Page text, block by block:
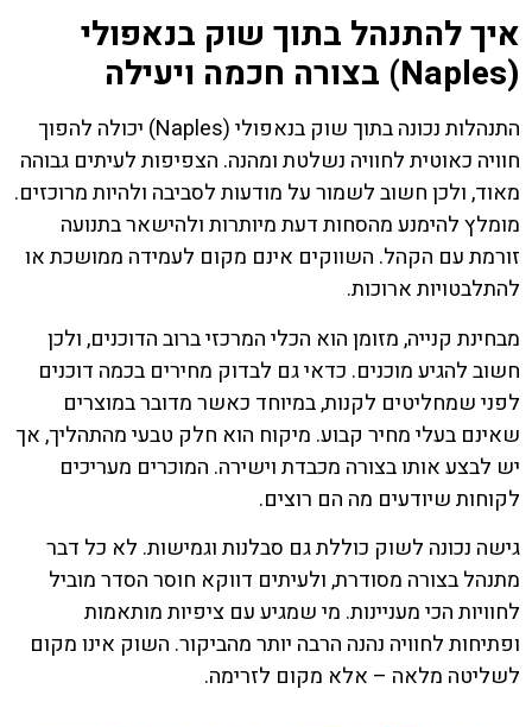
איך להתנהל בתוך שוק בנאפולי
(Naples) בצורה חכמה ויעילה
התנהלות נכונה בתוך שוק בנאפולי (Naples) יכולה להפוך
חוויה כאוטית לחוויה נשלטת ומהנה. הצפיפות לעיתים גבוהה
מאוד, ולכן חשוב לשמור על מודעות לסביבה ולהיות מרוכזים.
מומלץ להימנע מהסחות דעת מיותרות ולהישאר בתנועה
זורמת עם הקהל. השווקים אינם מקום לעמידה ממושכת או
להתלבטויות ארוכות.
מבחינת קנייה, מזומן הוא הכלי המרכזי ברוב הדוכנים, ולכן
חשוב להגיע מוכנים. כדאי גם לבדוק מחירים בכמה דוכנים
לפני שמחליטים לקנות, במיוחד כאשר מדובר במוצרים
שאינם בעלי מחיר קבוע. מיקוח הוא חלק טבעי מהתהליך, אך
יש לבצע אותו בצורה מכבדת וישירה. המוכרים מעריכים
לקוחות שיודעים מה הם רוצים.
גישה נכונה לשוק כוללת גם סבלנות וגמישות. לא כל דבר
מתנהל בצורה מסודרת, ולעיתים דווקא חוסר הסדר מוביל
לחוויות הכי מעניינות. מי שמגיע עם ציפיות מותאמות
ופתיחות לחוויה נהנה הרבה יותר מהביקור. השוק אינו מקום
לשליטה מלאה – אלא מקום לזרימה.